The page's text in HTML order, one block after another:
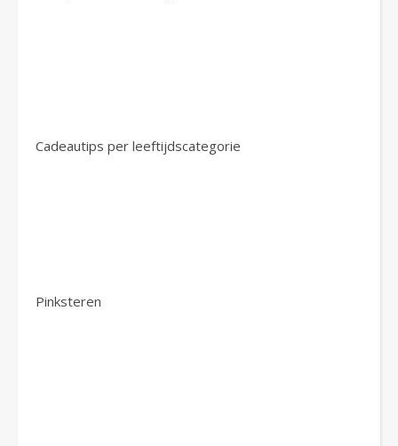
Cadeautips per leeftijdscategorie
Pinksteren